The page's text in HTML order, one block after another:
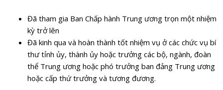
Đã tham gia Ban Chấp hành Trung ương trọn một nhiệm
kỳ trở lên
Đã kinh qua và hoàn thành tốt nhiệm vụ ở các chức vụ bí
thư tỉnh ủy, thành ủy hoặc trưởng các bộ, ngành, đoàn
thể Trung ương hoặc phó trưởng ban đảng Trung ương
hoặc cấp thứ trưởng và tương đương.